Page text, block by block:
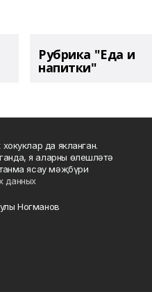
Рубрика "Еда и
напитки"
да якланган.
я аларны өлешләтә
ясау мәҗбүри
данных
Ногманов